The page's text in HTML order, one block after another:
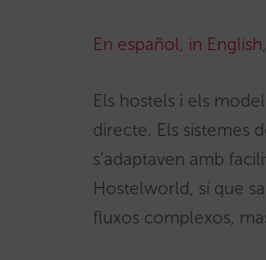
En español, in English,
Els hostels i els
directe. Els sistemes
s’adaptaven amb
Hostelworld, sí que
fluxos complexos,